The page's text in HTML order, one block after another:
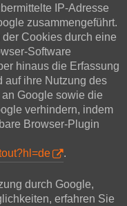
IP-Adresse
zusammengeführt.
Cookies durch eine
Software
hinaus die Erfassung
auf ihre Nutzung des
Google sowie die
verhindern, indem
Browser-Plugin
.
durch Google,
erfahren Sie